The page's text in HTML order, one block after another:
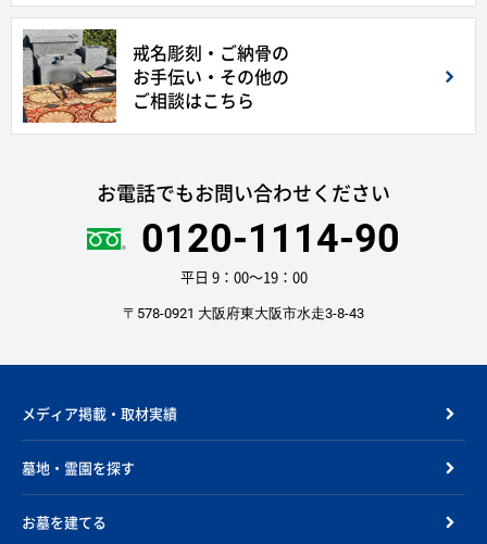
戒名彫刻・ご納骨の
お手伝い・その他の
ご相談はこちら
お電話でもお問い合わせください
0120-1114-90
平日 9：00〜19：00
〒578-0921 大阪府東大阪市水走3-8-43
メディア掲載・取材実績
墓地・霊園を探す
お墓を建てる